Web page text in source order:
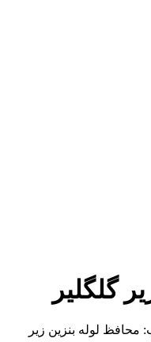
گلگلیر
لوله بنزین زیر